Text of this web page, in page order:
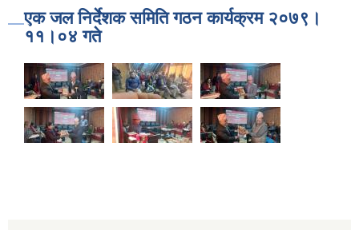
एक जल निर्देशक समिति गठन कार्यक्रम २०७९।
११।०४ गते